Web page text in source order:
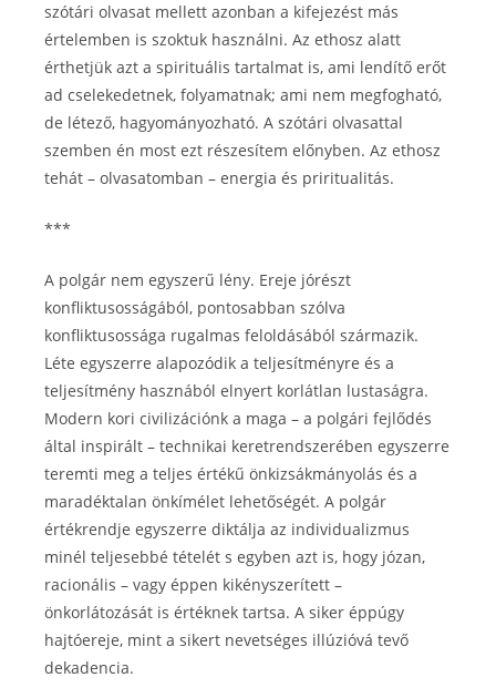
szótári olvasat mellett azonban a kifejezést más
értelemben is szoktuk használni. Az ethosz alatt
érthetjük azt a spirituális tartalmat is, ami lendítő erőt
ad cselekedetnek, folyamatnak; ami nem megfogható,
de létező, hagyományozható. A szótári olvasattal
szemben én most ezt részesítem előnyben. Az ethosz
tehát – olvasatomban – energia és priritualitás.
***
A polgár nem egyszerű lény. Ereje jórészt
konfliktusosságából, pontosabban szólva
konfliktusossága rugalmas feloldásából származik.
Léte egyszerre alapozódik a teljesítményre és a
teljesítmény hasznából elnyert korlátlan lustaságra.
Modern kori civilizációnk a maga – a polgári fejlődés
által inspirált – technikai keretrendszerében egyszerre
teremti meg a teljes értékű önkizsákmányolás és a
maradéktalan önkímélet lehetőségét. A polgár
értékrendje egyszerre diktálja az individualizmus
minél teljesebbé tételét s egyben azt is, hogy józan,
racionális – vagy éppen kikényszerített –
önkorlátozását is értéknek tartsa. A siker éppúgy
hajtóereje, mint a sikert nevetséges illúzióvá tevő
dekadencia.